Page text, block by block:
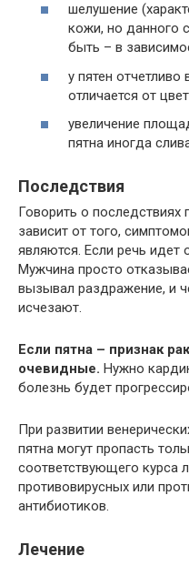
шелушение
кожи, но данного
быть – в
у пятен
отличается от
увеличение
пятна иногда
Последствия
Говорить о последствиях
зависит от того,
являются. Если речь идет
Мужчина просто
вызывал раздражение, и
исчезают.
Если пятна – признак
очевидные. Нужно
болезнь будет
При развитии
пятна могут пропасть
соответствующего курса
противовирусных или
антибиотиков.
Лечение